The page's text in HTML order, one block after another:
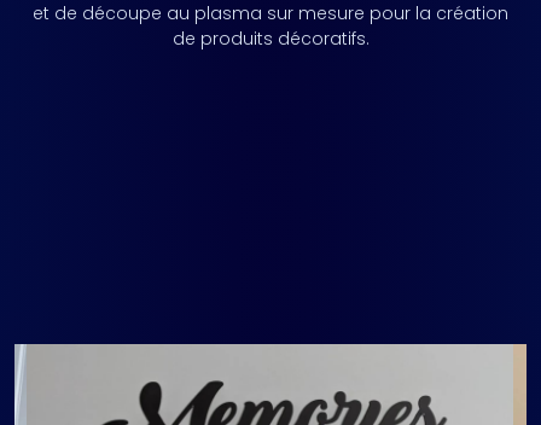
et de découpe au plasma sur mesure pour la création
de produits décoratifs.
Obtenir un Devis Gratuit